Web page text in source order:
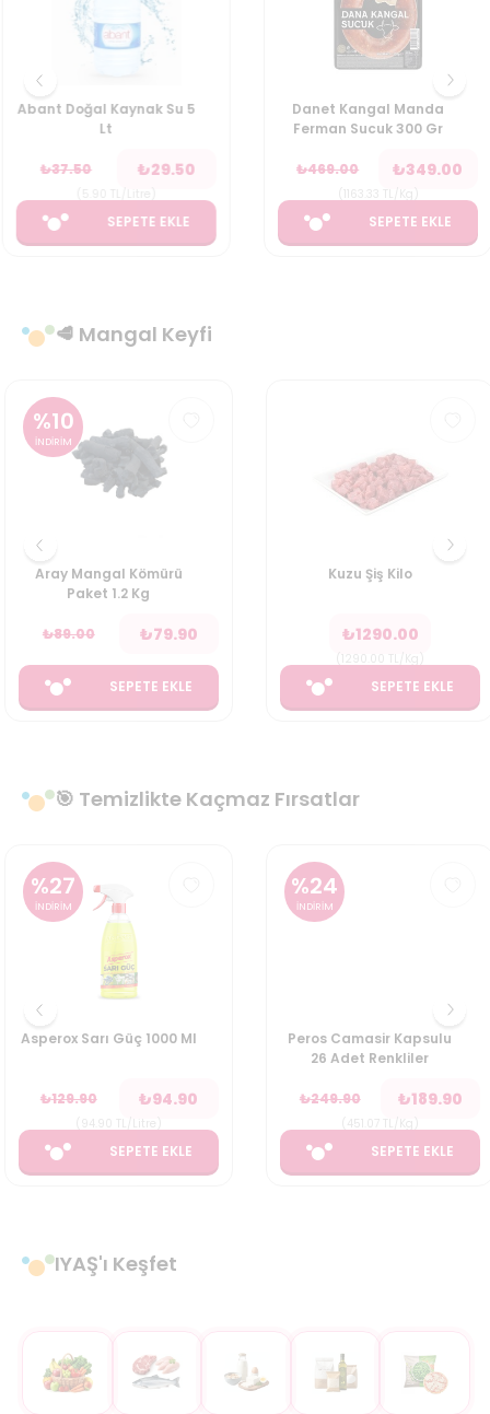
Abant Doğal Kaynak Su 5
Lt
₺37.50 ₺29.50
SEPETE EKLE
Danet Kangal Manda
Ferman Sucuk 300 Gr
₺469.00 ₺349.00
SEPETE EKLE
🥩 Mangal Keyfi
%10
İNDİRİM
Aray Mangal Kömürü
Paket 1.2 Kg
₺89.00 ₺79.90
SEPETE EKLE
Kuzu Şiş Kilo
₺1290.00
SEPETE EKLE
🎯 Temizlikte Kaçmaz Fırsatlar
%27
İNDİRİM
Asperox Sarı Güç 1000 Ml
₺129.90 ₺94.90
SEPETE EKLE
%24
İNDİRİM
Peros Camasir Kapsulu
26 Adet Renkliler
₺249.90 ₺189.90
SEPETE EKLE
IYAŞ'ı Keşfet